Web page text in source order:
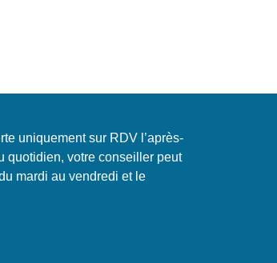
uniquement sur RDV l’après-
quotidien, votre conseiller peut
mardi au vendredi et le